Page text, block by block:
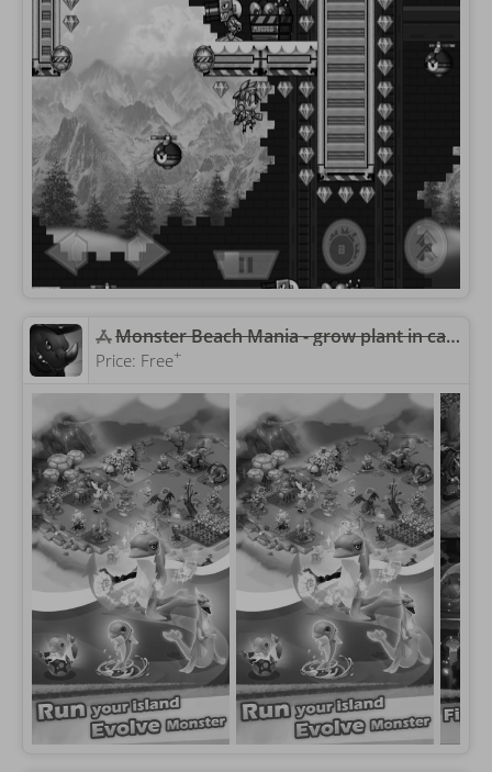
‎Monster Beach Mania - grow plant in camp as dragon nanny, battle in discord war, build a unison village
Price: Free+